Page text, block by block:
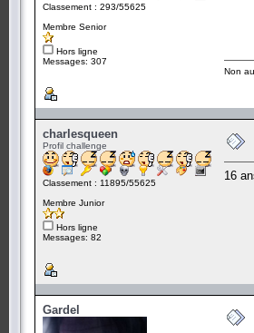
Classement : 293/55625
Membre Senior
Hors ligne
Messages: 307
Non
charlesqueen
Profil challenge
Classement : 11895/55625
Membre Junior
Hors ligne
Messages: 82
16
Gardel